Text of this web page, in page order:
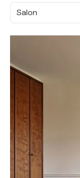
Salon